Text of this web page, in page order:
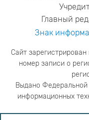
Главный
Знак
Сайт
номер записи о
Выдано
информационных
адрес